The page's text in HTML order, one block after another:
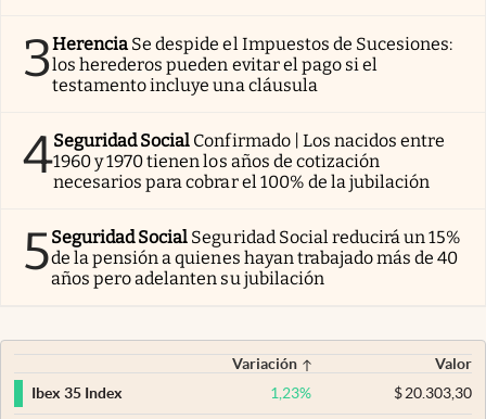
3Herencia Se despide el Impuestos de Sucesiones:
los herederos pueden evitar el pago si el
testamento incluye una cláusula
4Seguridad Social Confirmado | Los nacidos entre
1960 y 1970 tienen los años de cotización
necesarios para cobrar el 100% de la jubilación
5Seguridad Social Seguridad Social reducirá un 15%
de la pensión a quienes hayan trabajado más de 40
años pero adelanten su jubilación
Variación
Valor
Ibex 35 Index
1,23% $20.303,30